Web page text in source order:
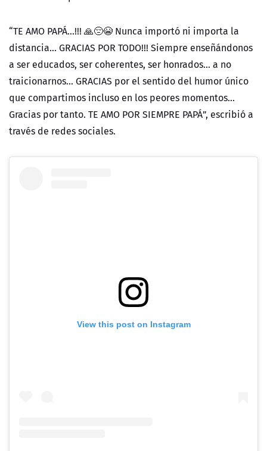
“TE AMO PAPÁ...!!! 🙏😔😭 Nunca importó ni importa la
distancia... GRACIAS POR TODO!!! Siempre enseñándonos
a ser educados, ser coherentes, ser honrados... a no
traicionarnos... GRACIAS por el sentido del humor único
que compartimos incluso en los peores momentos...
Gracias por tanto. TE AMO POR SIEMPRE PAPÁ”, escribió a
través de redes sociales.
View this post on Instagram